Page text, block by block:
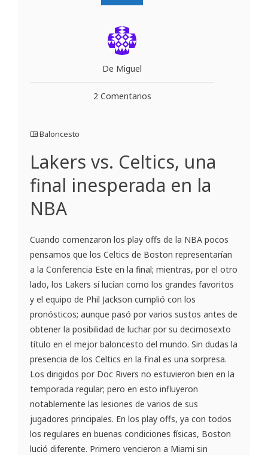
De Miguel
2 Comentarios
Baloncesto
Lakers vs. Celtics, una
final inesperada en la
NBA
Cuando comenzaron los play offs de la NBA pocos
pensamos que los Celtics de Boston representarían
a la Conferencia Este en la final; mientras, por el otro
lado, los Lakers sí lucían como los grandes favoritos
y el equipo de Phil Jackson cumplió con los
pronósticos; aunque pasó por varios sustos antes de
obtener la posibilidad de luchar por su decimosexto
título en el mejor baloncesto del mundo. Sin dudas la
presencia de los Celtics en la final es una sorpresa.
Los dirigidos por Doc Rivers no estuvieron bien en la
temporada regular; pero en esto influyeron
notablemente las lesiones de varios de sus
jugadores principales. En los play offs, ya con todos
los regulares en buenas condiciones físicas, Boston
lució diferente. Primero vencieron a Miami sin